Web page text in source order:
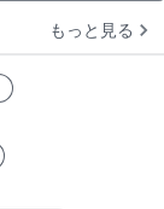
もっと見る